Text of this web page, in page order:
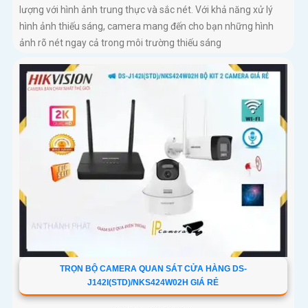
lượng với hình ảnh trung thực và sắc nét. Với khả năng xử lý
hình ảnh thiếu sáng, camera mang đến cho bạn những hình
ảnh rõ nét ngay cả trong môi trường thiếu sáng
TRỌN BỘ CAMERA QUAN SÁT CỬA HÀNG DS-
J142I(STD)/NKS424W02H GIÁ RẺ